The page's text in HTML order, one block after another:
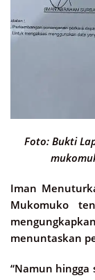
Foto: Bukti
Iman
Mukomuko
menuntaskan
“Namun